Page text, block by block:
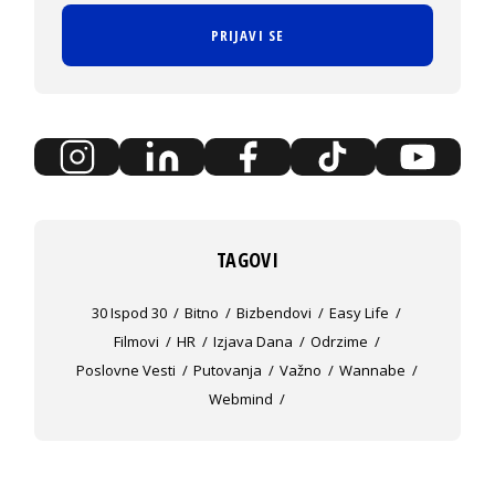
PRIJAVI SE
TAGOVI
30 Ispod 30 Bitno Bizbendovi
Easy Life
Filmovi
HR Izjava Dana
Odrzime
Poslovne Vesti
Putovanja Važno
Wannabe
Webmind